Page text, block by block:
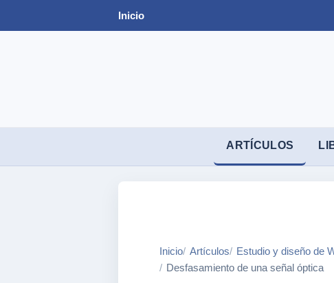
Inicio
ARTÍCULOS
Inicio Artículos
Estudio y diseño de
Desfasamiento de una señal óptica